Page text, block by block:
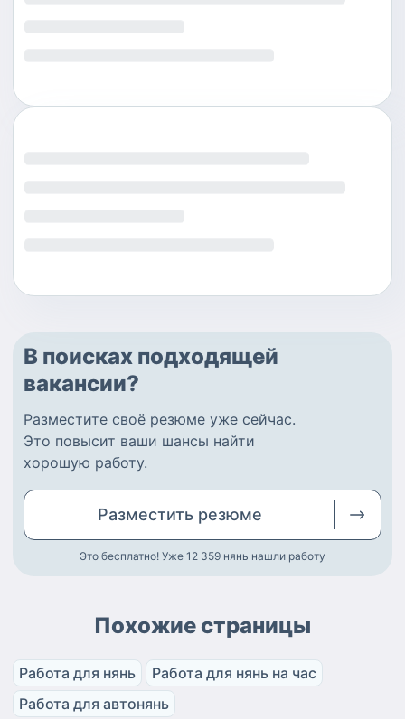
В поисках подходящей
вакансии?
Разместите своё резюме уже сейчас.
Это повысит ваши шансы найти
хорошую работу.
Разместить резюме
Это бесплатно! Уже 12 359 нянь нашли работу
Похожие страницы
Работа для нянь
Работа для нянь на час
Работа для автонянь